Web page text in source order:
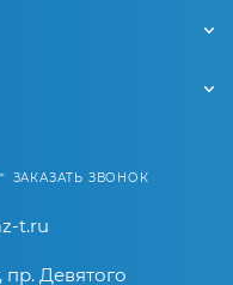
ЗАКАЗАТЬ ЗВОНОК
t.ru
пр. Девятого